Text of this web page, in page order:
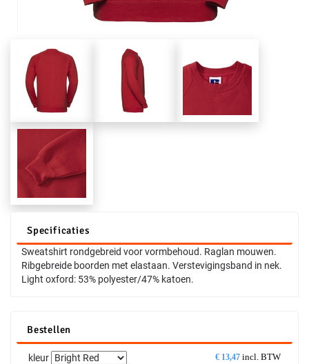
Specificaties
Sweatshirt rondgebreid voor vormbehoud. Raglan mouwen.
Ribgebreide boorden met elastaan. Verstevigingsband in nek.
Light oxford: 53% polyester/47% katoen.
Bestellen
€ 13,47 incl. BTW
kleur